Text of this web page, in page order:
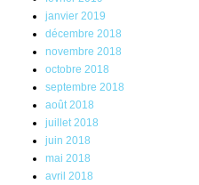
janvier 2019
décembre 2018
novembre 2018
octobre 2018
septembre 2018
août 2018
juillet 2018
juin 2018
mai 2018
avril 2018